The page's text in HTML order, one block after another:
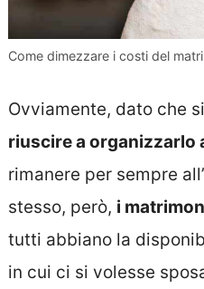
Come dimezzare i costi del
Ovviamente, dato che
riuscire a organizzarlo
rimanere per sempre
stesso, però, i
tutti abbiano la
in cui ci si volesse